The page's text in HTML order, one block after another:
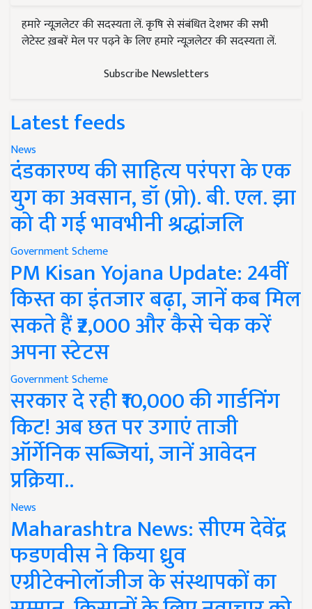
हमारे न्यूज़लेटर की सदस्यता लें. कृषि से संबंधित देशभर की सभी
लेटेस्ट ख़बरें मेल पर पढ़ने के लिए हमारे न्यूज़लेटर की सदस्यता लें.
Subscribe Newsletters
Latest feeds
News
दंडकारण्य की साहित्य परंपरा के एक
युग का अवसान, डॉ (प्रो). बी. एल. झा
को दी गई भावभीनी श्रद्धांजलि
Government Scheme
PM Kisan Yojana Update: 24वीं
किस्त का इंतजार बढ़ा, जानें कब मिल
सकते हैं ₹2,000 और कैसे चेक करें
अपना स्टेटस
Government Scheme
सरकार दे रही ₹10,000 की गार्डनिंग
किट! अब छत पर उगाएं ताजी
ऑर्गेनिक सब्जियां, जानें आवेदन
प्रक्रिया..
News
Maharashtra News: सीएम देवेंद्र
फडणवीस ने किया ध्रुव
एग्रीटेक्नोलॉजीज के संस्थापकों का